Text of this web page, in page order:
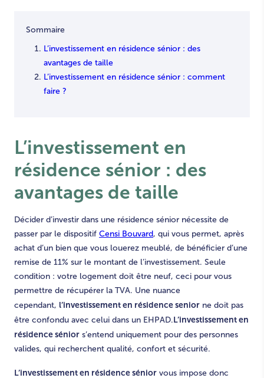
Sommaire
L’investissement en résidence sénior : des
avantages de taille
L’investissement en résidence sénior : comment
faire ?
L’investissement en
résidence sénior : des
avantages de taille
Décider d’investir dans une résidence sénior nécessite de
passer par le dispositif Censi Bouvard, qui vous permet, après
achat d’un bien que vous louerez meublé, de bénéficier d’une
remise de 11% sur le montant de l’investissement. Seule
condition : votre logement doit être neuf, ceci pour vous
permettre de récupérer la TVA. Une nuance
cependant, l’investissement en résidence senior ne doit pas
être confondu avec celui dans un EHPAD.L’investissement en
résidence sénior s’entend uniquement pour des personnes
valides, qui recherchent qualité, confort et sécurité.
L’investissement en résidence sénior vous impose donc